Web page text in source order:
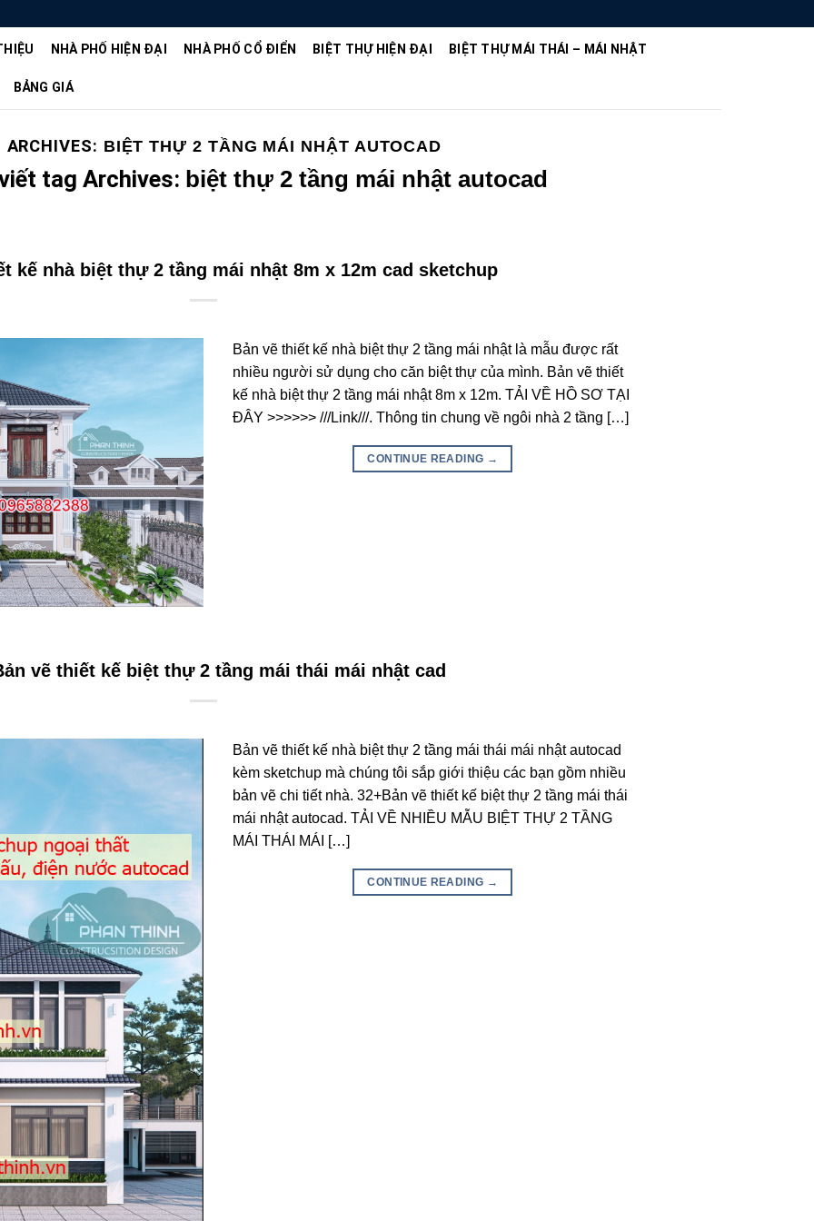
NHÀ PHỐ HIỆN ĐẠI NHÀ PHỐ CỔ ĐIỂN BIỆT THỰ HIỆN ĐẠI BIỆT THỰ MÁI THÁI – MÁI NHẬT
BẢNG GIÁ
ARCHIVES: BIỆT THỰ 2 TẦNG MÁI NHẬT AUTOCAD
tag Archives: biệt thự 2 tầng mái nhật autocad
kế nhà biệt thự 2 tầng mái nhật 8m x 12m cad sketchup
Bản vẽ thiết kế nhà biệt thự 2 tầng mái nhật là mẫu được rất
nhiều người sử dụng cho căn biệt thự của mình. Bản vẽ thiết
kế nhà biệt thự 2 tầng mái nhật 8m x 12m. TẢI VỀ HỒ SƠ TẠI
ĐÂY >>>>>> ///Link///. Thông tin chung về ngôi nhà 2 tầng […]
CONTINUE READING →
vẽ thiết kế biệt thự 2 tầng mái thái mái nhật cad
Bản vẽ thiết kế nhà biệt thự 2 tầng mái thái mái nhật autocad
kèm sketchup mà chúng tôi sắp giới thiệu các bạn gồm nhiều
bản vẽ chi tiết nhà. 32+Bản vẽ thiết kế biệt thự 2 tầng mái thái
mái nhật autocad. TẢI VỀ NHIỀU MẪU BIỆT THỰ 2 TẦNG
MÁI THÁI MÁI […]
CONTINUE READING →